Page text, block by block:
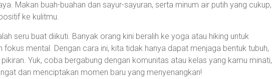
Makan buah-buahan dan sayur-sayuran, serta minum air putih yang cukup,
ke kulitmu.
seru buat diikuti. Banyak orang kini beralih ke yoga atau hiking untuk
fokus mental. Dengan cara ini, kita tidak hanya dapat menjaga bentuk tubuh,
Yuk, coba bergabung dengan komunitas atau kelas yang kamu minati,
dan menciptakan momen baru yang menyenangkan!